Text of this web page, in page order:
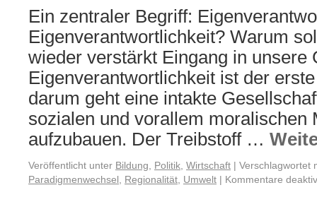
Ein zentraler Begriff:
Eigenverantwortlichkeit? Warum
wieder verstärkt Eingang in unsere
Eigenverantwortlichkeit ist der
darum geht eine intakte
sozialen und vorallem moralischen
aufzubauen. Der Treibstoff …
Veröffentlicht unter Bildung Politik Wirtschaft | Verschlagwortet
Paradigmenwechsel
Regionalität Umwelt | Kommentare